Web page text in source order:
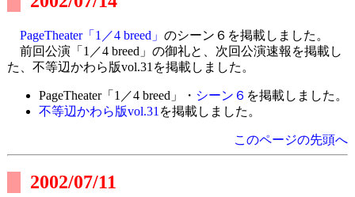
PageTheater「1／4 breed」 のシーン６を掲載しました。
前回公演「1／4 breed」の御礼と、次回公演速報を掲載し
た、不等辺かわら版vol.31を掲載しました。
PageTheater「1／4 breed」・ シーン６ を掲載しました。
不等辺かわら版vol.31 を掲載しました。
このページの先頭へ
2002/07/11